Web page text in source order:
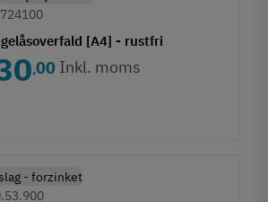
[A4] - rustfri
,00 Inkl. moms